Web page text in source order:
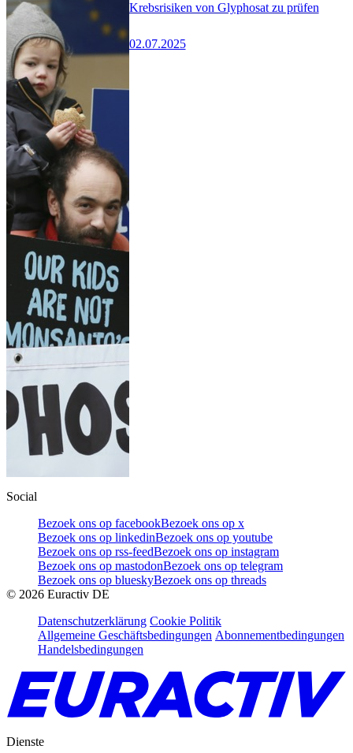
Krebsrisiken von Glyphosat zu prüfen
02.07.2025
Social
Bezoek ons op facebookBezoek ons op x
Bezoek ons op linkedinBezoek ons op youtube
Bezoek ons op rss-feedBezoek ons op instagram
Bezoek ons op mastodonBezoek ons op telegram
Bezoek ons op blueskyBezoek ons op threads
© 2026 Euractiv DE
Datenschutzerklärung Cookie Politik
Allgemeine Geschäftsbedingungen Abonnementbedingungen
Handelsbedingungen
Dienste